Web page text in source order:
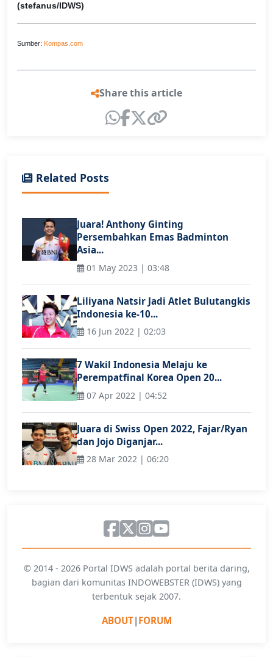
(stefanus/IDWS)
Sumber: Kompas.com
Share this article
Related Posts
Juara! Anthony Ginting
Persembahkan Emas Badminton
Asia...
01 May 2023 | 03:48
Liliyana Natsir Jadi Atlet Bulutangkis
Indonesia ke-10...
16 Jun 2022 | 02:03
7 Wakil Indonesia Melaju ke
Perempatfinal Korea Open 20...
07 Apr 2022 | 04:52
Juara di Swiss Open 2022, Fajar/Ryan
dan Jojo Diganjar...
28 Mar 2022 | 06:20
© 2014 - 2026 Portal IDWS adalah portal berita daring,
bagian dari komunitas INDOWEBSTER (IDWS) yang
terbentuk sejak 2007.
ABOUT| FORUM